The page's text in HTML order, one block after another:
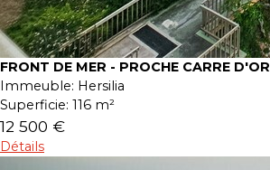
FRONT DE MER - PROCHE CARRE D'OR
Immeuble: Hersilia
Superficie: 116 m²
12 500 €
Détails